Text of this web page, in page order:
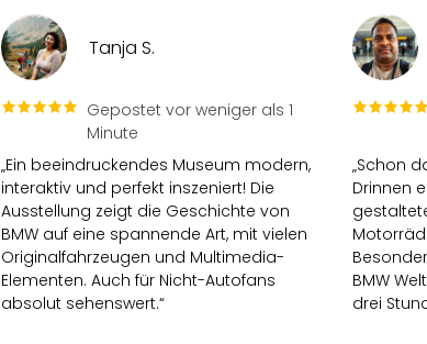
Tanja S.
Gepostet vor weniger als 1
Minute
„Ein beeindruckendes Museum modern,
interaktiv und perfekt inszeniert! Die
Ausstellung zeigt die Geschichte von
BMW auf eine spannende Art, mit vielen
Originalfahrzeugen und Multimedia-
Elementen. Auch für Nicht-Autofans
absolut sehenswert.“
„Schon
Drinnen
BMW
drei